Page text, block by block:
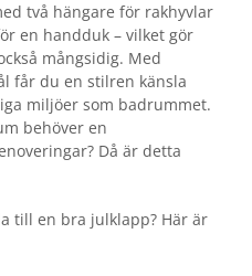
två hängare för rakhyvlar
en handduk – vilket gör
mångsidig. Med
får du en stilren känsla
miljöer som badrummet.
behöver en
Då är detta
till en bra julklapp? Här är